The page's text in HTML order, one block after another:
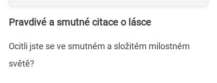
Pravdivé a smutné citace o lásce
Ocitli jste se ve smutném a složitém milostném
světě?